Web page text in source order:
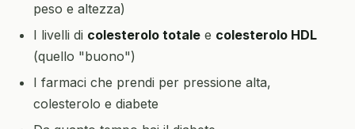
peso e altezza)
I livelli di colesterolo totale e colesterolo HDL
(quello "buono")
I farmaci che prendi per pressione alta,
colesterolo e diabete